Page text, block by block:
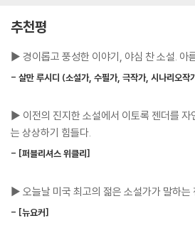
였지?”
“무얼 관장하더라?”
“서사시요.”
나, 칼리 자신이 지금 이 사슬을 손에 꼭 잡고
져라 응시하면서 사슬을 손에 감고 손가락이
나는 그때 비로소 내가 무엇을 버리고 왔는지
구성을 폭로한다.
이민 1세대인 레프티와 데스데모나의 이주 서
민’으로서의 정체성을 획득하기 위하여 완벽
922년 스미르나 대학살을 피해 미국으로 가
에게 단순히 삶의 터전을 옮기는 문제를 넘어
재창조하는 것을 의미한다. 레프티와 데스데
배 위에서부터 서로 모르는 타인으로 우연히
딘 이민자들을 기다리는 것은 소위 ‘미국적 주
추천평
▶ 경이롭고 풍성한 이야기, 야심 찬 소설. 아
- 살만 루시디 (소설가, 수필가, 극작가, 시나리오작
▶ 이전의 진지한 소설에서 이토록 젠더를 자
는 상상하기 힘들다.
- [퍼블리셔스 위클리]
▶ 오늘날 미국 최고의 젊은 소설가가 말하는
- [뉴요커]